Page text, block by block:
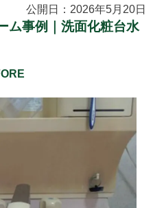
公開日：2026年5月20日
ム事例｜洗面化粧台水